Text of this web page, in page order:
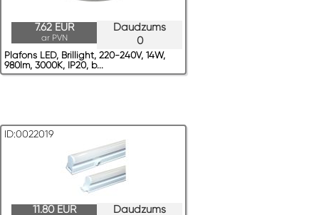
Daudzums
0
7.62 EUR
ar PVN
Plafons LED, Brillight, 220-240V, 14W,
980lm, 3000K, IP20, b...
ID:0022019
Daudzums
11.80 EUR